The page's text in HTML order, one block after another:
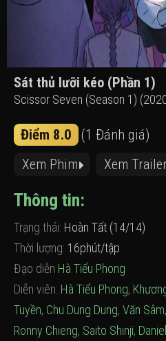
Sát thủ lưỡi kéo (Phần 1)
Scissor Seven (Season 1)
Điểm 8.0 (1 Đánh giá)
Xem Phim Xem Trailer
Thông tin:
Trạng thái: Hoàn Tất (14/14)
Thời lượng: 16phút/tập
Đạo diễn Hà Tiểu Phong
Diễn viên: Hà Tiểu Phong,
Tuyền, Chu Dung Dung, Văn Sâm,
Ronny Chieng, Saito Shinji,